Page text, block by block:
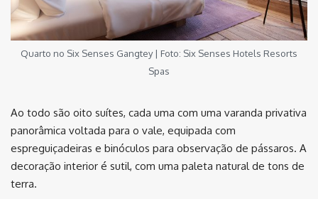
Quarto no Six Senses Gangtey | Foto: Six Senses Hotels Resorts
Spas
Ao todo são oito suítes, cada uma com uma varanda privativa
panorâmica voltada para o vale, equipada com
espreguiçadeiras e binóculos para observação de pássaros. A
decoração interior é sutil, com uma paleta natural de tons de
terra.